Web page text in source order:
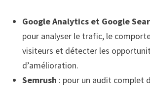
Google Analytics et Google
pour analyser le trafic, le
visiteurs et détecter les
d’amélioration.
Semrush : pour un audit complet